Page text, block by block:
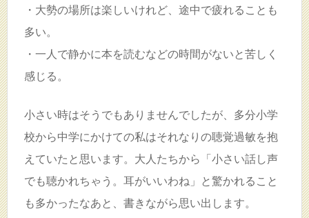
・大勢の場所は楽しいけれど、途中で疲れることも
多い。
・一人で静かに本を読むなどの時間がないと苦しく
感じる。
小さい時はそうでもありませんでしたが、多分小学
校から中学にかけての私はそれなりの聴覚過敏を抱
えていたと思います。大人たちから「小さい話し声
でも聴かれちゃう。耳がいいわね」と驚かれること
も多かったなあと、書きながら思い出します。